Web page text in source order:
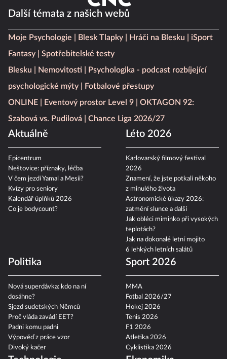
Další témata z našich webů
Moje Psychologie Blesk Tlapky Hráči na Blesku
iSport
Fantasy
Spotřebitelské testy
Blesku
Nemovitosti
Psychologika - podcast rozbíjející
psychologické mýty
Fotbalové přestupy
ONLINE
Eventový prostor Level 9
OKTAGON 92:
Szabová vs. Pudilová
Chance Liga 2026/27
Aktuálně
Epicentrum
Neštovice: příznaky, léčba
V čem jezdí Yamal a Mesii?
Kvízy pro seniory
Kalendář úplňků 2026
Co je bodycount?
Léto 2026
Karlovarský filmový festival
2026
Znamení, že jste potkali někoho
z minulého života
Astronomické úkazy 2026:
zatmění slunce a další
Jak obléci miminko při vysokých
teplotách?
Jak na dokonalé letní mojito
6 lehkých letních salátů
Politika
Nová superdávka: kdo na ní
dosáhne?
Sjezd sudetských Němců
Proč vláda zavádí EET?
Padni komu padni
Výpověď z práce vzor
Divoký kačer
Sport 2026
MMA
Fotbal 2026/27
Hokej 2026
Tenis 2026
F1 2026
Atletika 2026
Cyklistika 2026